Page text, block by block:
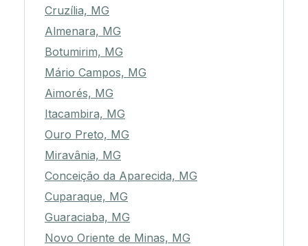
Cruzília, MG
Almenara, MG
Botumirim, MG
Mário Campos, MG
Aimorés, MG
Itacambira, MG
Ouro Preto, MG
Miravânia, MG
Conceição da Aparecida, MG
Cuparaque, MG
Guaraciaba, MG
Novo Oriente de Minas, MG